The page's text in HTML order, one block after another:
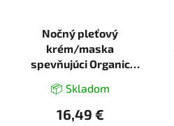
Nočný pleťový
krém/maska
spevňujúci Organic
Ecolatier
📦 Skladom
16,49 €